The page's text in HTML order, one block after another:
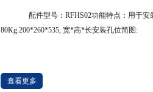
配件型号：RFHS02功能特点：用于安
80Kg.200*260*535, 宽*高*长安装孔位简图:
查看更多